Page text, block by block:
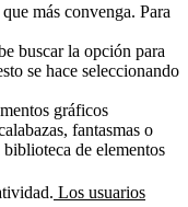
más convenga. Para
buscar la opción para
se hace seleccionando
gráficos
fantasmas o
de elementos
Los usuarios